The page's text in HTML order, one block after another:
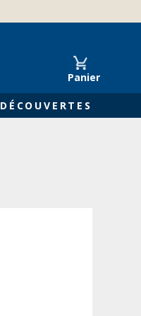
Panier
DÉCOUVERTES